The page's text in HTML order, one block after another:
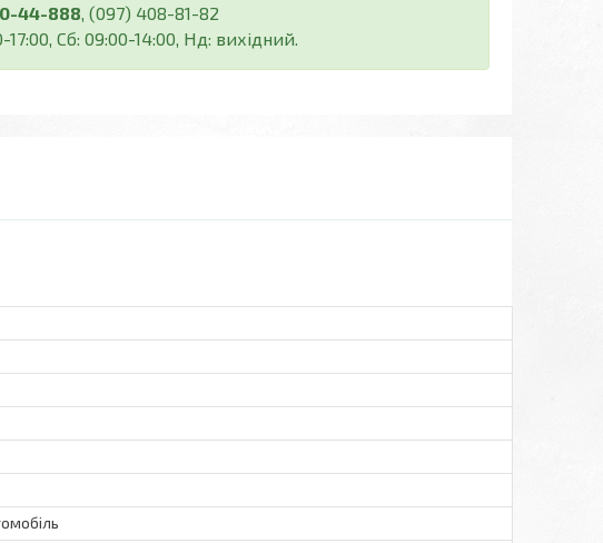
44-888, (097) 408-81-82
Сб: 09:00-14:00, Нд: вихідний.